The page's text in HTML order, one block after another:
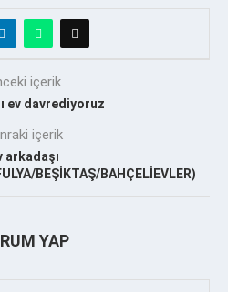
içerik
ev davrediyoruz
içerik
arkadaşı
BEŞİKTAŞ/BAHÇELİEVLER)
YAP